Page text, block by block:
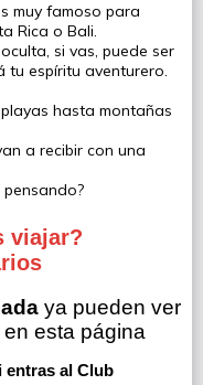
muy famoso para
Rica o Bali.
si vas, puede ser
tu espíritu aventurero.
hasta montañas
a recibir con una
pensando?
viajar?
ya pueden ver
esta página
entras al Club